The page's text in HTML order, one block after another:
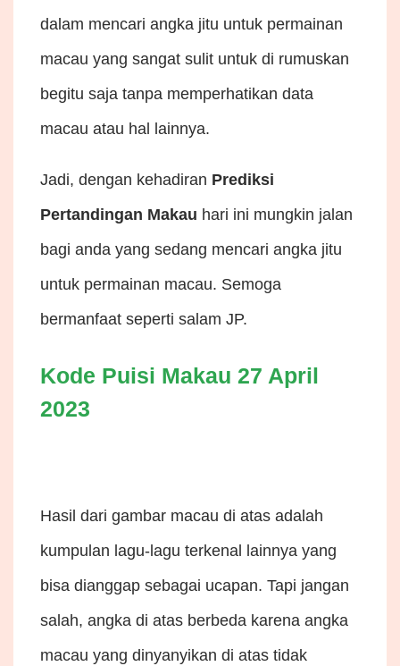
dalam mencari angka jitu untuk permainan
macau yang sangat sulit untuk di rumuskan
begitu saja tanpa memperhatikan data
macau atau hal lainnya.
Jadi, dengan kehadiran Prediksi
Pertandingan Makau hari ini mungkin jalan
bagi anda yang sedang mencari angka jitu
untuk permainan macau. Semoga
bermanfaat seperti salam JP.
Kode Puisi Makau 27 April
2023
Hasil dari gambar macau di atas adalah
kumpulan lagu-lagu terkenal lainnya yang
bisa dianggap sebagai ucapan. Tapi jangan
salah, angka di atas berbeda karena angka
macau yang dinyanyikan di atas tidak